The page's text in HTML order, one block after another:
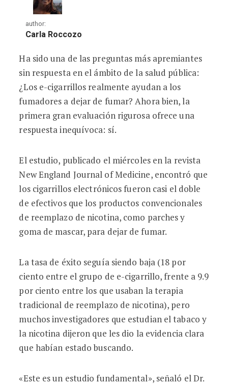
author:
Carla Roccozo
Los cigarrillos electrónicos son
Ha sido una de las preguntas más apremiantes
sin respuesta en el ámbito de la salud pública:
¿Los e-cigarrillos realmente ayudan a los
fumadores a dejar de fumar? Ahora bien, la
primera gran evaluación rigurosa ofrece una
respuesta inequívoca: sí.
El estudio, publicado el miércoles en la revista
New England Journal of Medicine, encontró que
los cigarrillos electrónicos fueron casi el doble
de efectivos que los productos convencionales
de reemplazo de nicotina, como parches y
goma de mascar, para dejar de fumar.
La tasa de éxito seguía siendo baja (18 por
ciento entre el grupo de e-cigarrillo, frente a 9.9
por ciento entre los que usaban la terapia
tradicional de reemplazo de nicotina), pero
muchos investigadores que estudian el tabaco y
la nicotina dijeron que les dio la evidencia clara
que habían estado buscando.
«Este es un estudio fundamental», señaló el Dr.